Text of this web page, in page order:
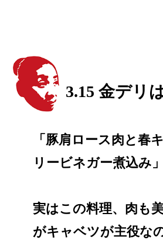
3.15 金デリ
「豚肩ロース肉と春
リービネガー煮込み」
実はこの料理、肉も
がキャベツが主役な